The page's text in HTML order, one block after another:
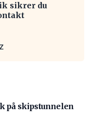
sikrer du
på skipstunnelen